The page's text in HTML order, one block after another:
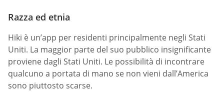
Razza ed etnia
Hiki è un’app per residenti principalmente negli Stati
Uniti. La maggior parte del suo pubblico insignificante
proviene dagli Stati Uniti. Le possibilità di incontrare
qualcuno a portata di mano se non vieni dall’America
sono piuttosto scarse.